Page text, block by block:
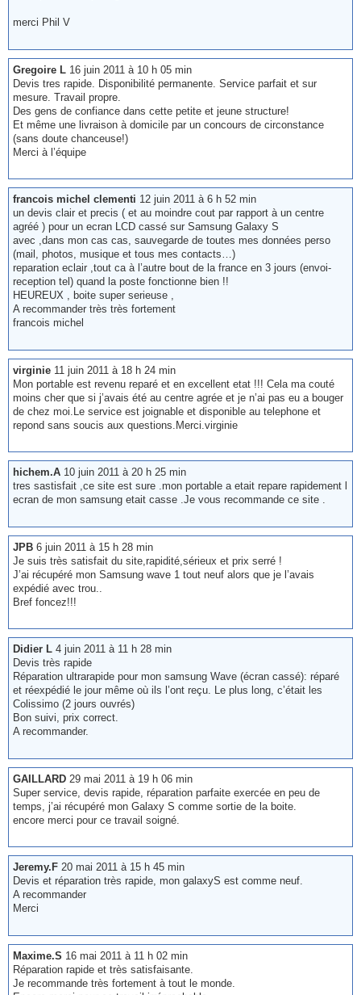
merci Phil V
Gregoire L 16 juin 2011 à 10 h 05 min
Devis tres rapide. Disponibilité permanente. Service parfait et sur
mesure. Travail propre.
Des gens de confiance dans cette petite et jeune structure!
Et même une livraison à domicile par un concours de circonstance
(sans doute chanceuse!)
Merci à l’équipe
francois michel clementi 12 juin 2011 à 6 h 52 min
un devis clair et precis ( et au moindre cout par rapport à un centre
agréé ) pour un ecran LCD cassé sur Samsung Galaxy S
avec ,dans mon cas cas, sauvegarde de toutes mes données perso
(mail, photos, musique et tous mes contacts…)
reparation eclair ,tout ca à l’autre bout de la france en 3 jours (envoi-
reception tel) quand la poste fonctionne bien !!
HEUREUX , boite super serieuse ,
A recommander très très fortement
francois michel
virginie 11 juin 2011 à 18 h 24 min
Mon portable est revenu reparé et en excellent etat !!! Cela ma couté
moins cher que si j’avais été au centre agrée et je n’ai pas eu a bouger
de chez moi.Le service est joignable et disponible au telephone et
repond sans soucis aux questions.Merci.virginie
hichem.A 10 juin 2011 à 20 h 25 min
tres sastisfait ,ce site est sure .mon portable a etait repare rapidement l
ecran de mon samsung etait casse .Je vous recommande ce site .
JPB 6 juin 2011 à 15 h 28 min
Je suis très satisfait du site,rapidité,sérieux et prix serré !
J’ai récupéré mon Samsung wave 1 tout neuf alors que je l’avais
expédié avec trou..
Bref foncez!!!
Didier L 4 juin 2011 à 11 h 28 min
Devis très rapide
Réparation ultrarapide pour mon samsung Wave (écran cassé): réparé
et réexpédié le jour même où ils l’ont reçu. Le plus long, c’était les
Colissimo (2 jours ouvrés)
Bon suivi, prix correct.
A recommander.
GAILLARD 29 mai 2011 à 19 h 06 min
Super service, devis rapide, réparation parfaite exercée en peu de
temps, j’ai récupéré mon Galaxy S comme sortie de la boite.
encore merci pour ce travail soigné.
Jeremy.F 20 mai 2011 à 15 h 45 min
Devis et réparation très rapide, mon galaxyS est comme neuf.
A recommander
Merci
Maxime.S 16 mai 2011 à 11 h 02 min
Réparation rapide et très satisfaisante.
Je recommande très fortement à tout le monde.